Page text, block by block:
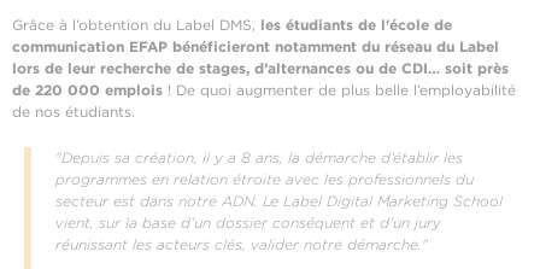
Grâce à l’obtention du Label DMS, les étudiants de l'école de
communication EFAP bénéficieront notamment du réseau du Label
lors de leur recherche de stages, d’alternances ou de CDI… soit près
de 220 000 emplois ! De quoi augmenter de plus belle l’employabilité
de nos étudiants.
"Depuis sa création, il y a 8 ans, la démarche d’établir les
programmes en relation étroite avec les professionnels du
secteur est dans notre ADN. Le Label Digital Marketing School
vient, sur la base d’un dossier conséquent et d’un jury
réunissant les acteurs clés, valider notre démarche."